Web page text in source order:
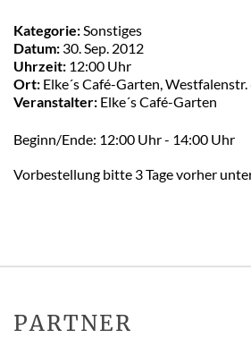
Kategorie: Sonstiges
Datum: 30. Sep. 2012
Uhrzeit: 12:00 Uhr
Ort: Elke´s Café-Garten, Westfalenstr.
Veranstalter: Elke´s Café-Garten
Beginn/Ende: 12:00 Uhr - 14:00 Uhr
Vorbestellung bitte 3 Tage vorher
PARTNER